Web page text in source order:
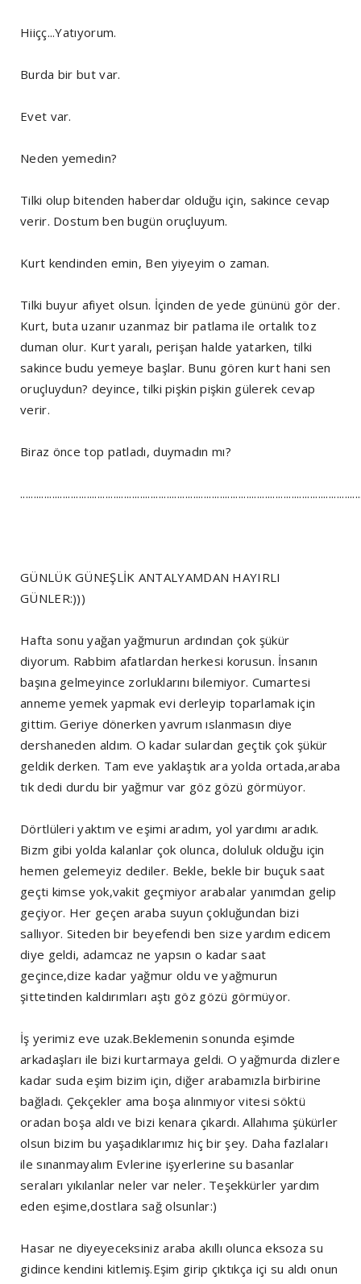
Hiiçç...Yatıyorum.
Burda bir but var.
Evet var.
Neden yemedin?
Tilki olup bitenden haberdar olduğu için, sakince cevap
verir. Dostum ben bugün oruçluyum.
Kurt kendinden emin, Ben yiyeyim o zaman.
Tilki buyur afiyet olsun. İçinden de yede gününü gör der.
Kurt, buta uzanır uzanmaz bir patlama ile ortalık toz
duman olur. Kurt yaralı, perişan halde yatarken, tilki
sakince budu yemeye başlar. Bunu gören kurt hani sen
oruçluydun? deyince, tilki pişkin pişkin gülerek cevap
verir.
Biraz önce top patladı, duymadın mı?
GÜNLÜK GÜNEŞLİK ANTALYAMDAN HAYIRLI
GÜNLER:)))
Hafta sonu yağan yağmurun ardından çok şükür
diyorum. Rabbim afatlardan herkesi korusun. İnsanın
başına gelmeyince zorluklarını bilemiyor. Cumartesi
anneme yemek yapmak evi derleyip toparlamak için
gittim. Geriye dönerken yavrum ıslanmasın diye
dershaneden aldım. O kadar sulardan geçtik çok şükür
geldik derken. Tam eve yaklaştık ara yolda ortada,araba
tık dedi durdu bir yağmur var göz gözü görmüyor.
Dörtlüleri yaktım ve eşimi aradım, yol yardımı aradık.
Bizm gibi yolda kalanlar çok olunca, doluluk olduğu için
hemen gelemeyiz dediler. Bekle, bekle bir buçuk saat
geçti kimse yok,vakit geçmiyor arabalar yanımdan gelip
geçiyor. Her geçen araba suyun çokluğundan bizi
sallıyor. Siteden bir beyefendi ben size yardım edicem
diye geldi, adamcaz ne yapsın o kadar saat
geçince,dize kadar yağmur oldu ve yağmurun
şittetinden kaldırımları aştı göz gözü görmüyor.
İş yerimiz eve uzak.Beklemenin sonunda eşimde
arkadaşları ile bizi kurtarmaya geldi. O yağmurda dizlere
kadar suda eşim bizim için, diğer arabamızla birbirine
bağladı. Çekçekler ama boşa alınmıyor vitesi söktü
oradan boşa aldı ve bizi kenara çıkardı. Allahıma şükürler
olsun bizim bu yaşadıklarımız hiç bir şey. Daha fazlaları
ile sınanmayalım Evlerine işyerlerine su basanlar
seraları yıkılanlar neler var neler. Teşekkürler yardım
eden eşime,dostlara sağ olsunlar:)
Hasar ne diyeyeceksiniz araba akıllı olunca eksoza su
gidince kendini kitlemiş.Eşim girip çıktıkça içi su aldı onun